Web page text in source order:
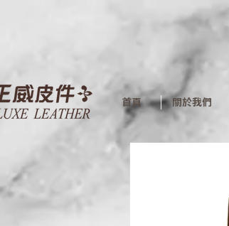
首頁 關於我們